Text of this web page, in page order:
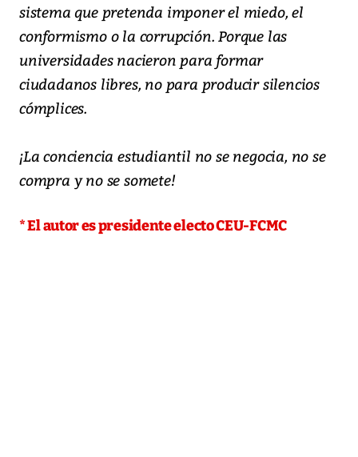
sistema que pretenda imponer el miedo, el
conformismo o la corrupción. Porque las
universidades nacieron para formar
ciudadanos libres, no para producir silencios
cómplices.
¡La conciencia estudiantil no se negocia, no se
compra y no se somete!
* El autor es presidente electo CEU-FCMC